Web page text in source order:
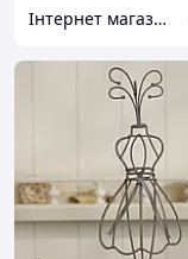
Інтернет магазин Mobizoo